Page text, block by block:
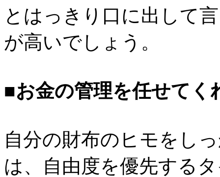
とはっきり口に出して
が高いでしょう。
■お金の管理を任せてく
自分の財布のヒモをし
は、自由度を優先する